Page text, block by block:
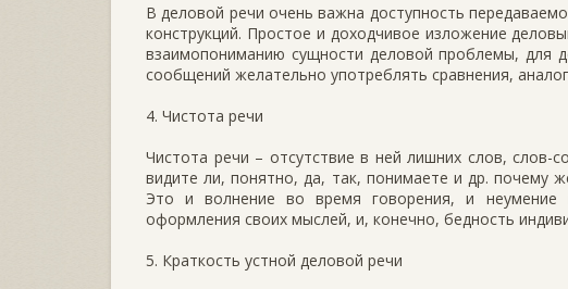
В деловой речи очень важна доступность
конструкций. Простое и доходчивое изложение
взаимопониманию сущности деловой проблемы, для
сообщений желательно употреблять сравнения,
4. Чистота речи
Чистота речи – отсутствие в ней лишних слов, слов-
видите ли, понятно, да, так, понимаете и др. почему
Это и волнение во время говорения, и неумение
оформления своих мыслей, и, конечно, бедность
5. Краткость устной деловой речи